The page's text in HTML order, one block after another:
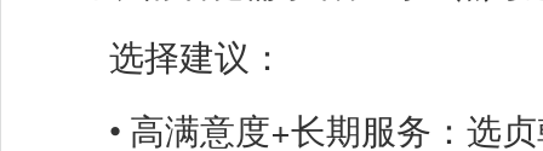
选择建议：
• 高满意度+长期服务：选